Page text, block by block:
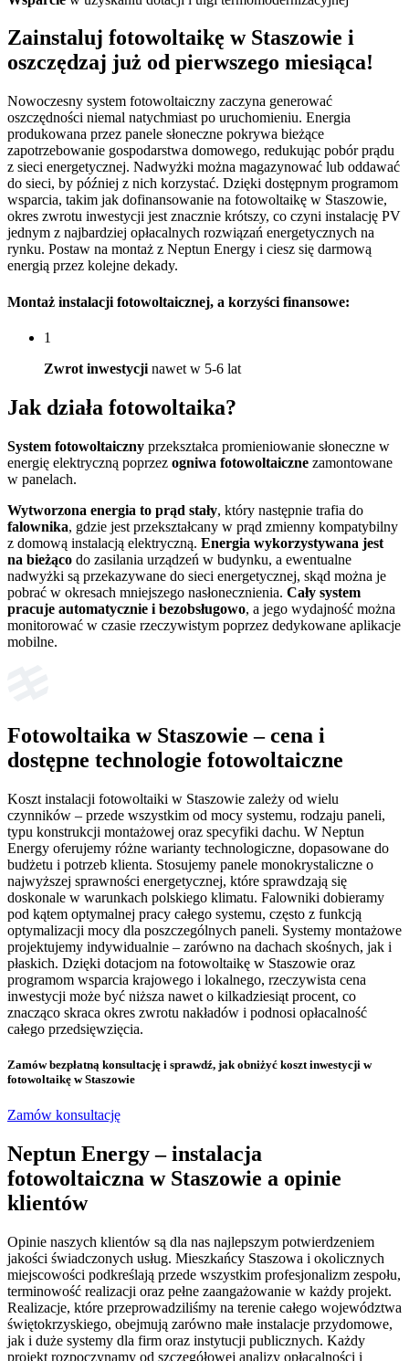
Zainstaluj fotowoltaikę w Staszowie i
oszczędzaj już od pierwszego miesiąca!
Nowoczesny system fotowoltaiczny zaczyna generować
oszczędności niemal natychmiast po uruchomieniu. Energia
produkowana przez panele słoneczne pokrywa bieżące
zapotrzebowanie gospodarstwa domowego, redukując pobór prądu
z sieci energetycznej. Nadwyżki można magazynować lub oddawać
do sieci, by później z nich korzystać. Dzięki dostępnym programom
wsparcia, takim jak dofinansowanie na fotowoltaikę w Staszowie,
okres zwrotu inwestycji jest znacznie krótszy, co czyni instalację PV
jednym z najbardziej opłacalnych rozwiązań energetycznych na
rynku. Postaw na montaż z Neptun Energy i ciesz się darmową
energią przez kolejne dekady.
Montaż instalacji fotowoltaicznej, a korzyści finansowe:
1
Zwrot inwestycji nawet w 5-6 lat
Jak działa fotowoltaika?
System fotowoltaiczny przekształca promieniowanie słoneczne w
energię elektryczną poprzez ogniwa fotowoltaiczne zamontowane
w panelach.
Wytworzona energia to prąd stały, który następnie trafia do
falownika, gdzie jest przekształcany w prąd zmienny kompatybilny
z domową instalacją elektryczną. Energia wykorzystywana jest
na bieżąco do zasilania urządzeń w budynku, a ewentualne
nadwyżki są przekazywane do sieci energetycznej, skąd można je
pobrać w okresach mniejszego nasłonecznienia. Cały system
pracuje automatycznie i bezobsługowo, a jego wydajność można
monitorować w czasie rzeczywistym poprzez dedykowane aplikacje
mobilne.
Fotowoltaika w Staszowie – cena i
dostępne technologie fotowoltaiczne
Koszt instalacji fotowoltaiki w Staszowie zależy od wielu
czynników – przede wszystkim od mocy systemu, rodzaju paneli,
typu konstrukcji montażowej oraz specyfiki dachu. W Neptun
Energy oferujemy różne warianty technologiczne, dopasowane do
budżetu i potrzeb klienta. Stosujemy panele monokrystaliczne o
najwyższej sprawności energetycznej, które sprawdzają się
doskonale w warunkach polskiego klimatu. Falowniki dobieramy
pod kątem optymalnej pracy całego systemu, często z funkcją
optymalizacji mocy dla poszczególnych paneli. Systemy montażowe
projektujemy indywidualnie – zarówno na dachach skośnych, jak i
płaskich. Dzięki dotacjom na fotowoltaikę w Staszowie oraz
programom wsparcia krajowego i lokalnego, rzeczywista cena
inwestycji może być niższa nawet o kilkadziesiąt procent, co
znacząco skraca okres zwrotu nakładów i podnosi opłacalność
całego przedsięwzięcia.
Zamów bezpłatną konsultację i sprawdź, jak obniżyć koszt inwestycji w
fotowoltaikę w Staszowie
Zamów konsultację
Neptun Energy – instalacja
fotowoltaiczna w Staszowie a opinie
klientów
Opinie naszych klientów są dla nas najlepszym potwierdzeniem
jakości świadczonych usług. Mieszkańcy Staszowa i okolicznych
miejscowości podkreślają przede wszystkim profesjonalizm zespołu,
terminowość realizacji oraz pełne zaangażowanie w każdy projekt.
Realizacje, które przeprowadziliśmy na terenie całego województwa
świętokrzyskiego, obejmują zarówno małe instalacje przydomowe,
jak i duże systemy dla firm oraz instytucji publicznych. Każdy
projekt rozpoczynamy od szczegółowej analizy opłacalności i